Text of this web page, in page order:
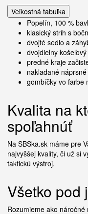
Veľkostná tabuľka
Popelín, 100 %
klasický strih s
dvojté sedlo a
dvojdielny
predné kraje
nakladané
gombíčky vo farbe
Kvalita na
spoľahnúť
Na SBSka.sk máme pre
najvyššej kvality, či už si
taktickú výstroj.
Všetko pod
Rozumieme ako